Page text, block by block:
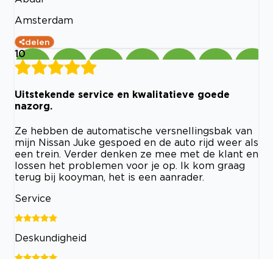
Amsterdam
delen
10
Uitstekende service en kwalitatieve goede
nazorg.
Ze hebben de automatische versnellingsbak van
mijn Nissan Juke gespoed en de auto rijd weer als
een trein. Verder denken ze mee met de klant en
lossen het problemen voor je op. Ik kom graag
terug bij kooyman, het is een aanrader.
Service
Deskundigheid